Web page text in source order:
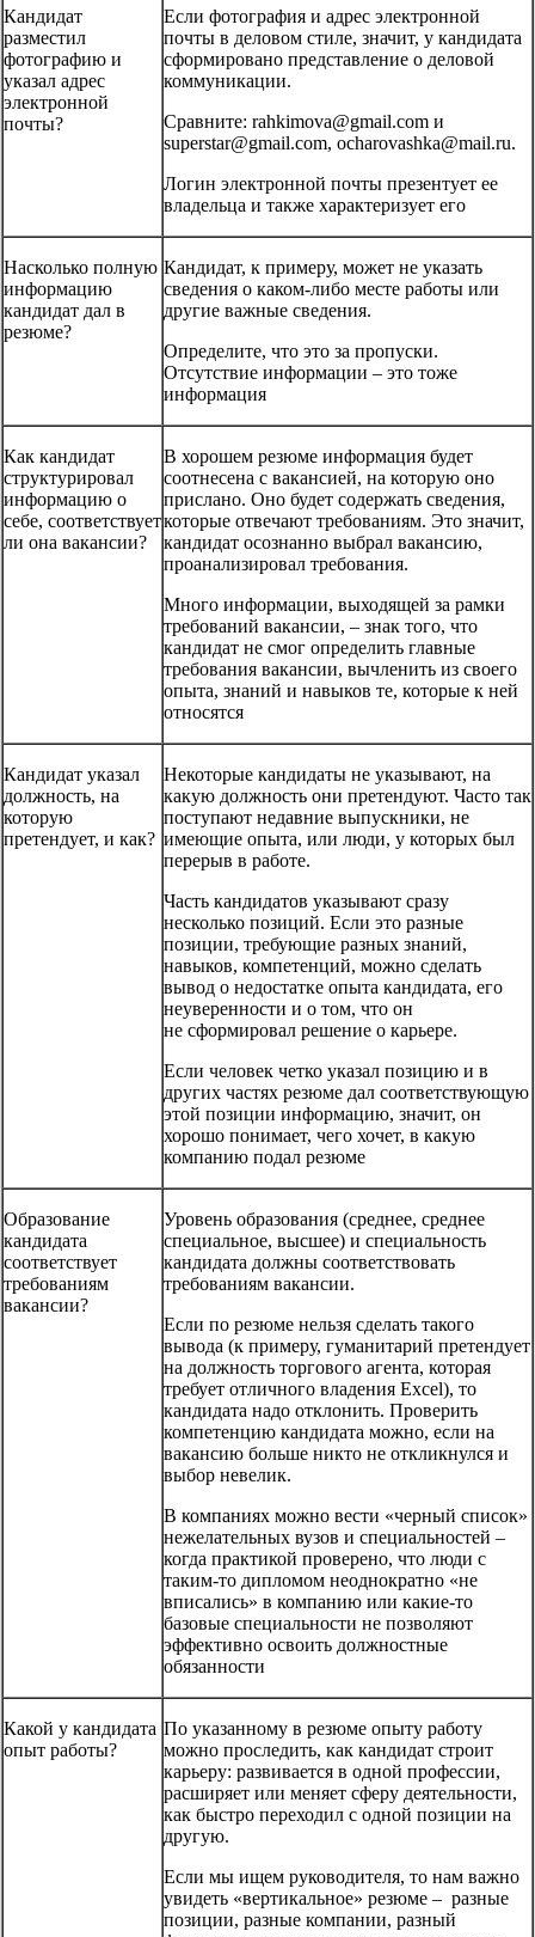
Кандидат
разместил
фотографию и
указал адрес
электронной
почты?
Если фотография и адрес электронной
почты в деловом стиле, значит, у кандидата
сформировано представление о деловой
коммуникации.
Сравните: rahkimova@gmail.com и
superstar@gmail.com, ocharovashka@mail.ru.
Логин электронной почты презентует ее
владельца и также характеризует его
Насколько полную
информацию
кандидат дал в
резюме?
Кандидат, к примеру, может не указать
сведения о каком-либо месте работы или
другие важные сведения.
Определите, что это за пропуски.
Отсутствие информации – это тоже
информация
Как кандидат
структурировал
информацию о
себе, соответствует
ли она вакансии?
В хорошем резюме информация будет
соотнесена с вакансией, на которую оно
прислано. Оно будет содержать сведения,
которые отвечают требованиям. Это значит,
кандидат осознанно выбрал вакансию,
проанализировал требования.
Много информации, выходящей за рамки
требований вакансии, – знак того, что
кандидат не смог определить главные
требования вакансии, вычленить из своего
опыта, знаний и навыков те, которые к ней
относятся
Кандидат указал
должность, на
которую
претендует, и как?
Некоторые кандидаты не указывают, на
какую должность они претендуют. Часто так
поступают недавние выпускники, не
имеющие опыта, или люди, у которых был
перерыв в работе.
Часть кандидатов указывают сразу
несколько позиций. Если это разные
позиции, требующие разных знаний,
навыков, компетенций, можно сделать
вывод о недостатке опыта кандидата, его
неуверенности и о том, что он
не сформировал решение о карьере.
Если человек четко указал позицию и в
других частях резюме дал соответствующую
этой позиции информацию, значит, он
хорошо понимает, чего хочет, в какую
компанию подал резюме
Образование
кандидата
соответствует
требованиям
вакансии?
Уровень образования (среднее, среднее
специальное, высшее) и специальность
кандидата должны соответствовать
требованиям вакансии.
Если по резюме нельзя сделать такого
вывода (к примеру, гуманитарий претендует
на должность торгового агента, которая
требует отличного владения Excel), то
кандидата надо отклонить. Проверить
компетенцию кандидата можно, если на
вакансию больше никто не откликнулся и
выбор невелик.
В компаниях можно вести «черный список»
нежелательных вузов и специальностей –
когда практикой проверено, что люди с
таким-то дипломом неоднократно «не
вписались» в компанию или какие-то
базовые специальности не позволяют
эффективно освоить должностные
обязанности
Какой у кандидата
опыт работы?
По указанному в резюме опыту работу
можно проследить, как кандидат строит
карьеру: развивается в одной профессии,
расширяет или меняет сферу деятельности,
как быстро переходил с одной позиции на
другую.
Если мы ищем руководителя, то нам важно
увидеть «вертикальное» резюме – разные
позиции, разные компании, разный